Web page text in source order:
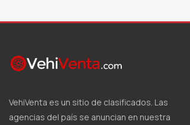
VehiVenta es un sitio de clasificados. Las
agencias del país se anuncian en nuestra